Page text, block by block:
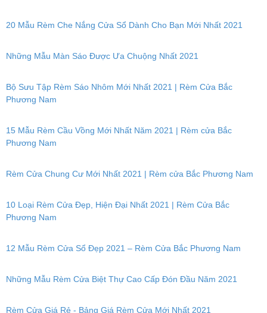
20 Mẫu Rèm Che Nắng Cửa Sổ Dành Cho Bạn Mới Nhất 2021
Những Mẫu Màn Sáo Được Ưa Chuộng Nhất 2021
Bộ Sưu Tập Rèm Sáo Nhôm Mới Nhất 2021 | Rèm Cửa Bắc
Phương Nam
15 Mẫu Rèm Cầu Vồng Mới Nhất Năm 2021 | Rèm cửa Bắc
Phương Nam
Rèm Cửa Chung Cư Mới Nhất 2021 | Rèm cửa Bắc Phương Nam
10 Loại Rèm Cửa Đẹp, Hiện Đại Nhất 2021 | Rèm Cửa Bắc
Phương Nam
12 Mẫu Rèm Cửa Sổ Đẹp 2021 – Rèm Cửa Bắc Phương Nam
Những Mẫu Rèm Cửa Biệt Thự Cao Cấp Đón Đầu Năm 2021
Rèm Cửa Giá Rẻ - Bảng Giá Rèm Cửa Mới Nhất 2021